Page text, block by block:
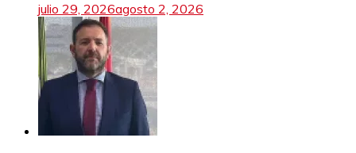
julio 29, 2026agosto 2, 2026